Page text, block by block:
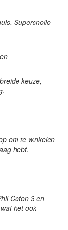
Supersnelle
keuze,
om te winkelen
hebt.
Coton 3 en
het ook